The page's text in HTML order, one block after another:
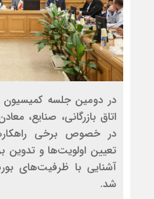
در دومین جلسه کمیسیون
اتاق بازرگانی، صنایع،
در خصوص برخی
تعیین اولویت‌ها و
آشنایی با ظرفیت‌های
شد.